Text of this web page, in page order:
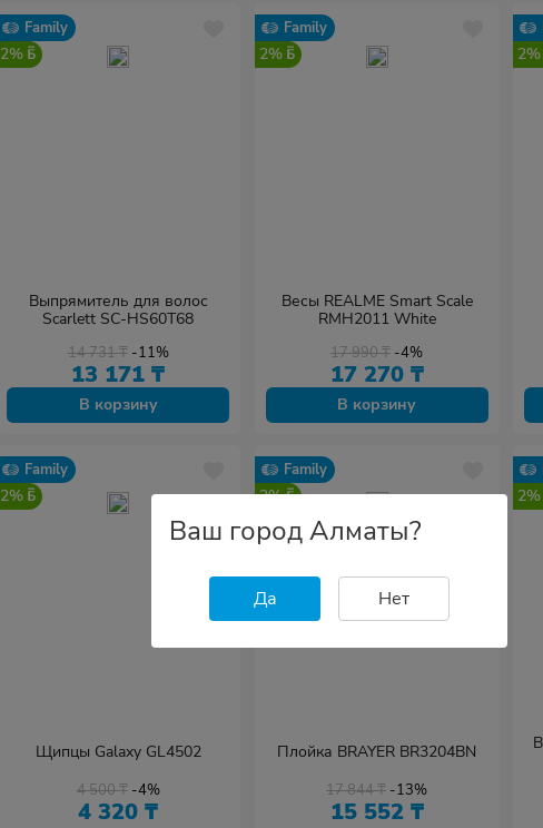
Family
2%
Выпрямитель для волос
Scarlett SC-HS60T68
14 731₸ -11%
13 171 ₸
В корзину
Family
2%
Весы REALME Smart Scale
RMH2011 White
17 990₸ -4%
17 270 ₸
В корзину
2%
Family
2%
Щипцы Galaxy GL4502
4 500₸ -4%
4 320 ₸
Family
2%
Плойка BRAYER BR3204BN
17 844₸ -13%
15 552 ₸
2%
Ваш город Алматы?
Да Нет